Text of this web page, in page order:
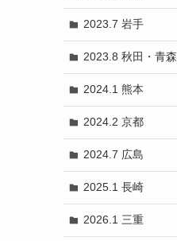
2023.7 岩手
2023.8 秋田・青森
2024.1 熊本
2024.2 京都
2024.7 広島
2025.1 長崎
2026.1 三重